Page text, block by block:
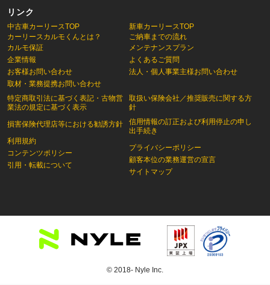
リンク
中古車カーリースTOP
カーリースカルモくんとは？
新車カーリースTOP
ご納車までの流れ
カルモ保証
企業情報
お客様お問い合わせ
取材・業務提携お問い合わせ
特定商取引法に基づく表記・古物営
業法の規定に基づく表示
損害保険代理店等における勧誘方針
利用規約
コンテンツポリシー
引用・転載について
メンテナンスプラン
よくあるご質問
法人・個人事業主様お問い合わせ
取扱い保険会社／推奨販売に関する方
針
信用情報の訂正および利用停止の申し
出手続き
プライバシーポリシー
顧客本位の業務運営の宣言
サイトマップ
© 2018- Nyle Inc.